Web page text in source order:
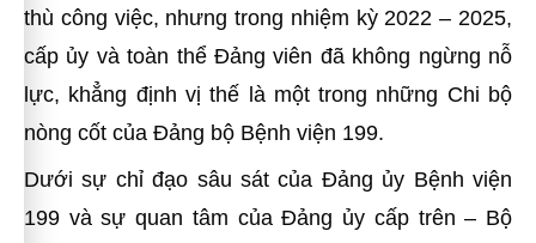
thù công việc, nhưng trong nhiệm kỳ 2022 – 2025,
cấp ủy và toàn thể Đảng viên đã không ngừng nỗ
lực, khẳng định vị thế là một trong những Chi bộ
nòng cốt của Đảng bộ Bệnh viện 199.
Dưới sự chỉ đạo sâu sát của Đảng ủy Bệnh viện
199 và sự quan tâm của Đảng ủy cấp trên – Bộ